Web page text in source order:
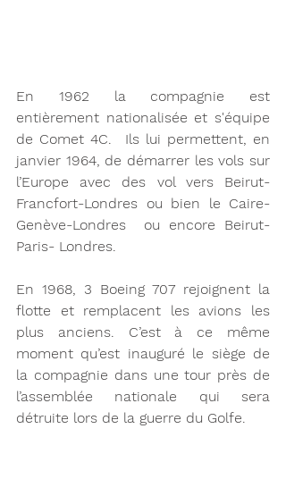
En 1962 la compagnie est
entièrement nationalisée et s'équipe
de Comet 4C.  Ils lui permettent, en
janvier 1964, de démarrer les vols sur
l’Europe avec des vol vers Beirut-
Francfort-Londres ou bien le Caire-
Genève-Londres  ou encore Beirut-
Paris- Londres.
En 1968, 3 Boeing 707 rejoignent la
flotte et remplacent les avions les
plus anciens. C’est à ce même
moment qu’est inauguré le siège de
la compagnie dans une tour près de
l’assemblée nationale qui sera
détruite lors de la guerre du Golfe.